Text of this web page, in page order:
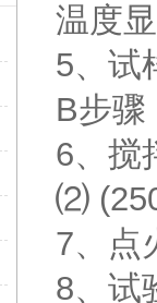
温度
5、试
B步
6、搅
⑵
7、点
8、试